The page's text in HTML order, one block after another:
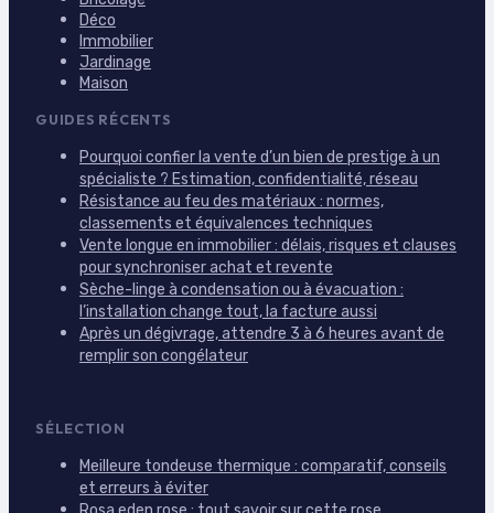
Déco
Immobilier
Jardinage
Maison
GUIDES RÉCENTS
Pourquoi confier la vente d’un bien de prestige à un
spécialiste ? Estimation, confidentialité, réseau
Résistance au feu des matériaux : normes,
classements et équivalences techniques
Vente longue en immobilier : délais, risques et clauses
pour synchroniser achat et revente
Sèche-linge à condensation ou à évacuation :
l’installation change tout, la facture aussi
Après un dégivrage, attendre 3 à 6 heures avant de
remplir son congélateur
SÉLECTION
Meilleure tondeuse thermique : comparatif, conseils
et erreurs à éviter